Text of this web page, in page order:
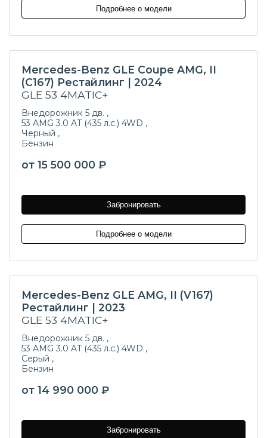
Подробнее о модели
Mercedes-Benz GLE Coupe AMG, II
(C167) Рестайлинг | 2024
GLE 53 4MATIC+
Внедорожник 5 дв. ,
53 AMG 3.0 AT (435 л.с.) 4WD ,
Черный ,
Бензин
от 15 500 000 ₽
Забронировать
Подробнее о модели
Mercedes-Benz GLE AMG, II (V167)
Рестайлинг | 2023
GLE 53 4MATIC+
Внедорожник 5 дв. ,
53 AMG 3.0 AT (435 л.с.) 4WD ,
Серый ,
Бензин
от 14 990 000 ₽
Забронировать